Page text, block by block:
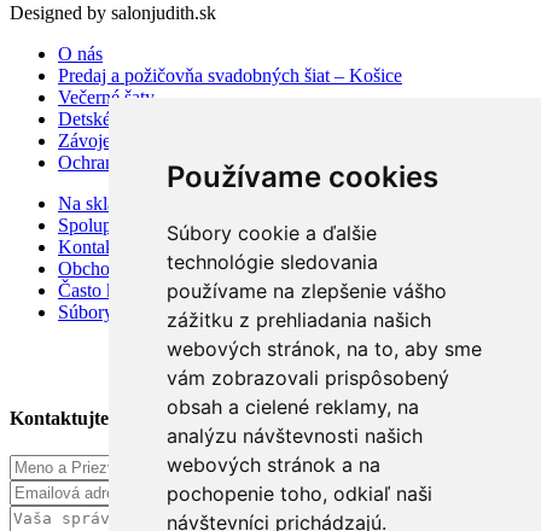
Používame cookies
Súbory cookie a ďalšie
technológie sledovania
používame na zlepšenie vášho
zážitku z prehliadania našich
webových stránok, na to, aby sme
vám zobrazovali prispôsobený
obsah a cielené reklamy, na
analýzu návštevnosti našich
webových stránok a na
pochopenie toho, odkiaľ naši
návštevníci prichádzajú.
Designed by salonjudith.sk
O nás
Predaj a požičovňa svadobných šiat – Košice
Večerné šaty
Detské šaty
Závoje a doplnky
Ochrana osobných údajov
Na sklade
Spolupráca
Kontakt
Obchodné podmienky
Často kladené otázky
Súbory cookies
Kontaktujte Nás